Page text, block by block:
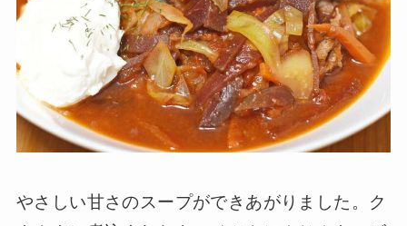
やさしい甘さのスープができあがりました。ク